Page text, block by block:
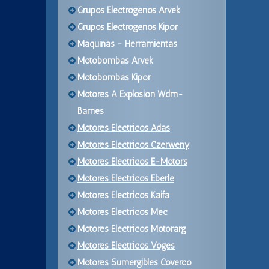
Grupos Electrogenos Arvek
Grupos Electrogenos Kipor
Maquinas - Herramientas
Motobombas Arvek
Motobombas Kipor
Motores A Explosion Wdm-
Barnes
Motores Electricos Adas
Motores Electricos Czerweny
Motores Electricos E-Motors
Motores Electricos Eberle
Motores Electricos Kaifa
Motores Electricos Mec
Motores Electricos Motorarg
Motores Electricos Voges
Motores Sumergibles Coverco